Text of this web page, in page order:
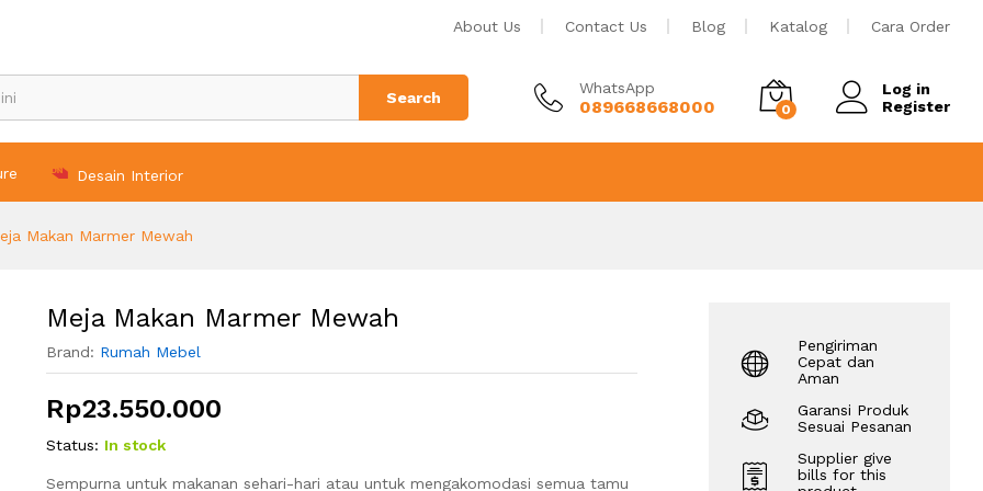
About Us Contact Us Blog Katalog Cara Order
Search
WhatsApp
089668668000 0
Log in
Register
Desain Interior
Makan Marmer Mewah
Meja Makan Marmer Mewah
Brand: Rumah Mebel
Rp23.550.000
Status: In stock
Sempurna untuk makanan sehari-hari atau untuk mengakomodasi semua tamu
Pengiriman
Cepat dan
Aman
Garansi Produk
Sesuai Pesanan
Supplier give
bills for this
Rp 23.550.000 Tambah ke keranjang